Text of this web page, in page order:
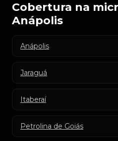
Cobertura na
Anápolis
Anápolis
Jaraguá
Itaberaí
Petrolina de Goiás